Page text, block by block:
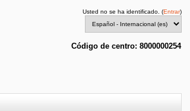
Código de centro: 8000000254
Usted no se ha identificado. (Entrar)